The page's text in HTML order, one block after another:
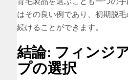
はその良い例であり、初期脱
続けることができます。
結論: フィンジ
プの選択